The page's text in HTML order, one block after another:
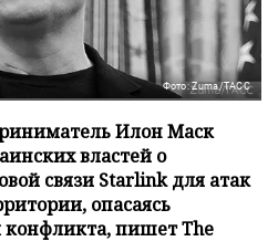
Фото: Zuma/ТАСС
Илон Маск
властей о
связи Starlink для атак
опасаясь
пишет The